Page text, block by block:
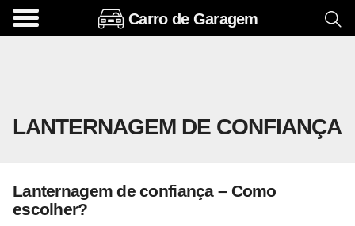
Carro de Garagem
LANTERNAGEM DE CONFIANÇA
Lanternagem de confiança – Como
escolher?
A
s
i